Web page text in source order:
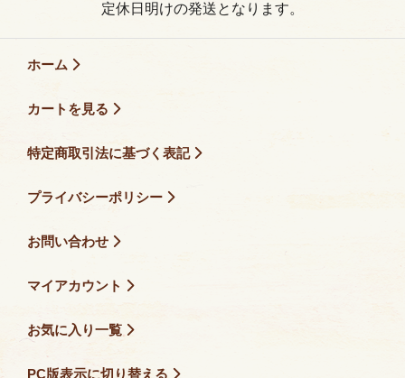
定休日明けの発送となります。
ホーム
カートを見る
特定商取引法に基づく表記
プライバシーポリシー
お問い合わせ
マイアカウント
お気に入り一覧
PC版表示に切り替える